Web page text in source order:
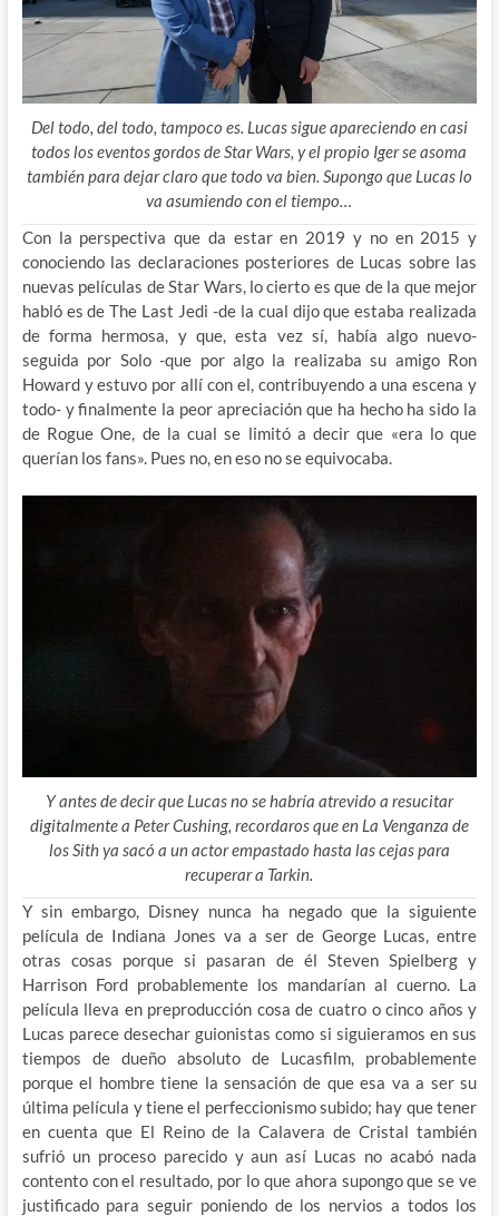
Del todo, del todo, tampoco es. Lucas sigue apareciendo en casi
todos los eventos gordos de Star Wars, y el propio Iger se asoma
también para dejar claro que todo va bien. Supongo que Lucas lo
va asumiendo con el tiempo…
Con la perspectiva que da estar en 2019 y no en 2015 y
conociendo las declaraciones posteriores de Lucas sobre las
nuevas películas de Star Wars, lo cierto es que de la que mejor
habló es de The Last Jedi -de la cual dijo que estaba realizada
de forma hermosa, y que, esta vez sí, había algo nuevo-
seguida por Solo -que por algo la realizaba su amigo Ron
Howard y estuvo por allí con el, contribuyendo a una escena y
todo- y finalmente la peor apreciación que ha hecho ha sido la
de Rogue One, de la cual se limitó a decir que «era lo que
querían los fans». Pues no, en eso no se equivocaba.
Y antes de decir que Lucas no se habría atrevido a resucitar
digitalmente a Peter Cushing, recordaros que en La Venganza de
los Sith ya sacó a un actor empastado hasta las cejas para
recuperar a Tarkin.
Y sin embargo, Disney nunca ha negado que la siguiente
película de Indiana Jones va a ser de George Lucas, entre
otras cosas porque si pasaran de él Steven Spielberg y
Harrison Ford probablemente los mandarían al cuerno. La
película lleva en preproducción cosa de cuatro o cinco años y
Lucas parece desechar guionistas como si siguieramos en sus
tiempos de dueño absoluto de Lucasfilm, probablemente
porque el hombre tiene la sensación de que esa va a ser su
última película y tiene el perfeccionismo subido; hay que tener
en cuenta que El Reino de la Calavera de Cristal también
sufrió un proceso parecido y aun así Lucas no acabó nada
contento con el resultado, por lo que ahora supongo que se ve
justificado para seguir poniendo de los nervios a todos los